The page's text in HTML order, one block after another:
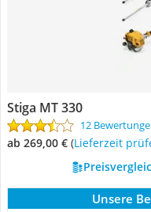
Stiga ‎MT 330
12
ab 269,00 € (Lieferzeit
Unsere